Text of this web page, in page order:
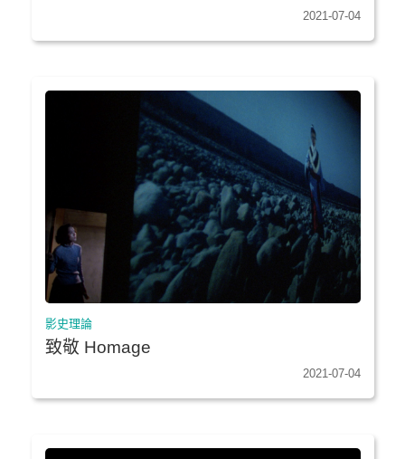
2021-07-04
影史理論
致敬 Homage
2021-07-04